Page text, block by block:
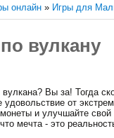
онлайн » Игры для
вулкану
вулкана? Вы за! Тогда
удовольствие от
и улучшайте
мечта - это